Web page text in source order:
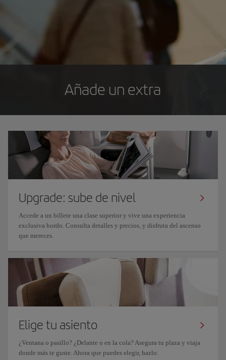
Añade un extra
Upgrade: sube de nivel
Accede a un billete una clase superior y vive una experiencia
exclusiva bordo. Consulta detalles y precios, y disfruta del ascenso
que mereces.
Elige tu asiento
¿Ventana o pasillo? ¿Delante o en la cola? Asegura tu plaza y viaja
donde más te guste. Ahora que puedes elegir, hazlo.